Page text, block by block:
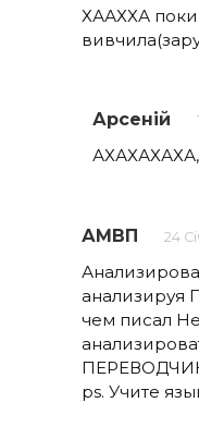
ХААХХА поки
Арсеній
АМВП 24
анализируя
чем писал
ps. Учите